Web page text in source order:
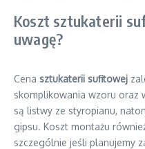
Koszt sztukaterii
uwagę?
Cena sztukaterii sufitowej
skomplikowania wzoru oraz
są listwy ze styropianu,
gipsu. Koszt montażu
szczególnie jeśli planujemy